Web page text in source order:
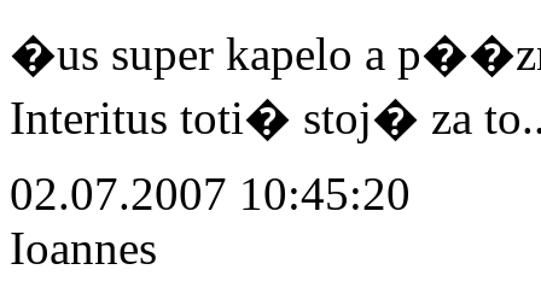
�us super kapelo a
Interitus toti� stoj� za
02.07.2007 10:45:20
Ioannes